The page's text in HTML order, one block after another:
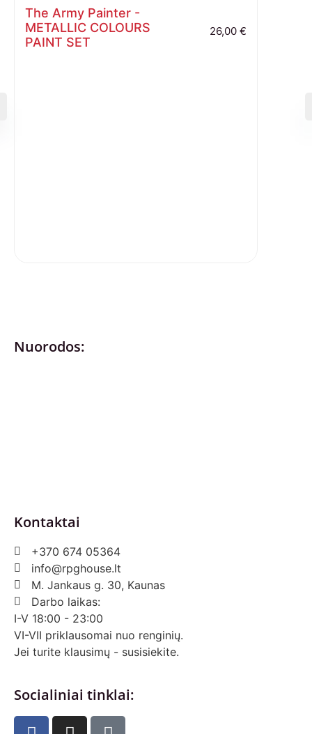
The Army Painter -
METALLIC COLOURS
PAINT SET
26,00 €
Nuorodos:
Kontaktai
+370 674 05364
info@rpghouse.lt
M. Jankaus g. 30, Kaunas
Darbo laikas:
I-V 18:00 - 23:00
VI-VII priklausomai nuo renginių.
Jei turite klausimų - susisiekite.
Socialiniai tinklai: